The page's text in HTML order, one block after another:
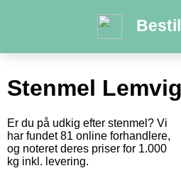
Stenmel Lemvig
Er du på udkig efter stenmel? Vi
har fundet 81 online forhandlere,
og noteret deres priser for 1.000
kg inkl. levering.